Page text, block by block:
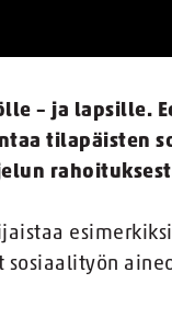
– ja lapsille.
tilapäisten